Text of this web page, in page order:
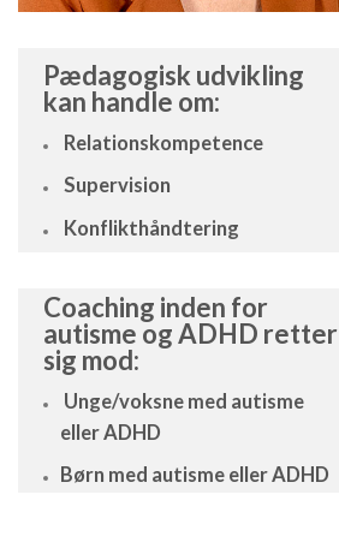
Pædagogisk udvikling
kan handle om:
Relationskompetence
Supervision
Konflikthåndtering
Coaching inden for
autisme og ADHD retter
sig mod:
Unge/voksne med autisme
eller ADHD
Børn med autisme eller ADHD